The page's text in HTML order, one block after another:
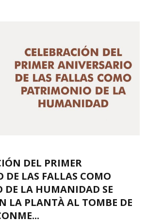
DEL PRIMER
DE LAS FALLAS COMO
DE LA HUMANIDAD SE
LA PLANTÀ AL TOMBE DE